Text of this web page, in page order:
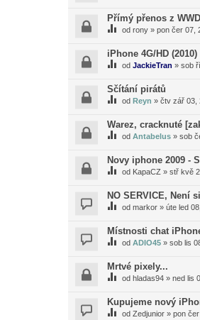
Přímý přenos z
od rony » pon čer 07,
iPhone 4G/HD
od JackieTran » sob
Sčítání pirátů
od Reyn » čtv zář 03,
Warez, cracknuté
od Antabelus » sob
Novy iphone 2009 -
od KapaCZ » stř kvě
NO SERVICE, Není
od markor » úte led
Místnosti chat
od ADIO45 » sob lis
Mrtvé pixely...
od hladas94 » ned lis
Kupujeme nový
od Zedjunior » pon